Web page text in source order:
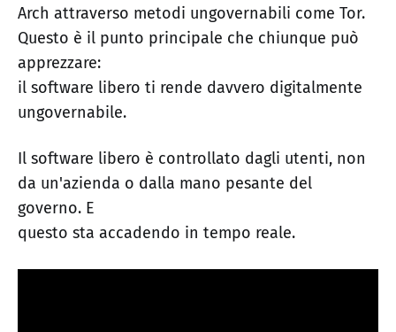
Arch attraverso metodi ungovernabili come Tor.
Questo è il punto principale che chiunque può
apprezzare:
il software libero ti rende davvero digitalmente
ungovernabile.
Il software libero è controllato dagli utenti, non
da un'azienda o dalla mano pesante del
governo. E
questo sta accadendo in tempo reale.